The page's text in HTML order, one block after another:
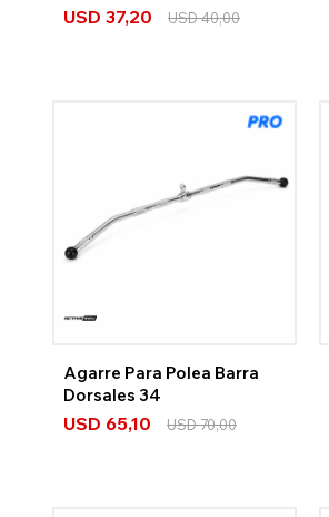
USD 37,20 USD40,00
Agarre Para Polea Barra
Dorsales 34
USD 65,10 USD70,00